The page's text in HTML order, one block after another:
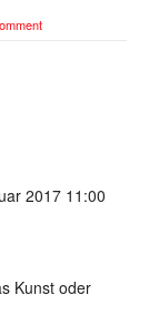
2017 11:00
Kunst oder